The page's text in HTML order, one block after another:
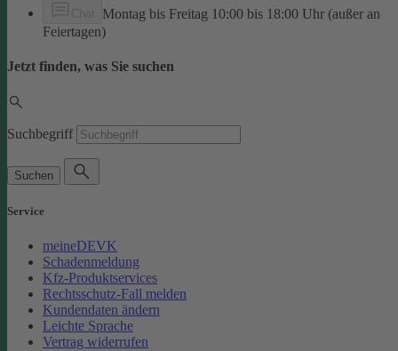
Montag bis Freitag 10:00 bis 18:00 Uhr (außer an
Feiertagen)
Jetzt finden, was Sie suchen
Suchbegriff
Suchen
Service
meineDEVK
Schadenmeldung
Kfz-Produktservices
Rechtsschutz-Fall melden
Kundendaten ändern
Leichte Sprache
Vertrag widerrufen